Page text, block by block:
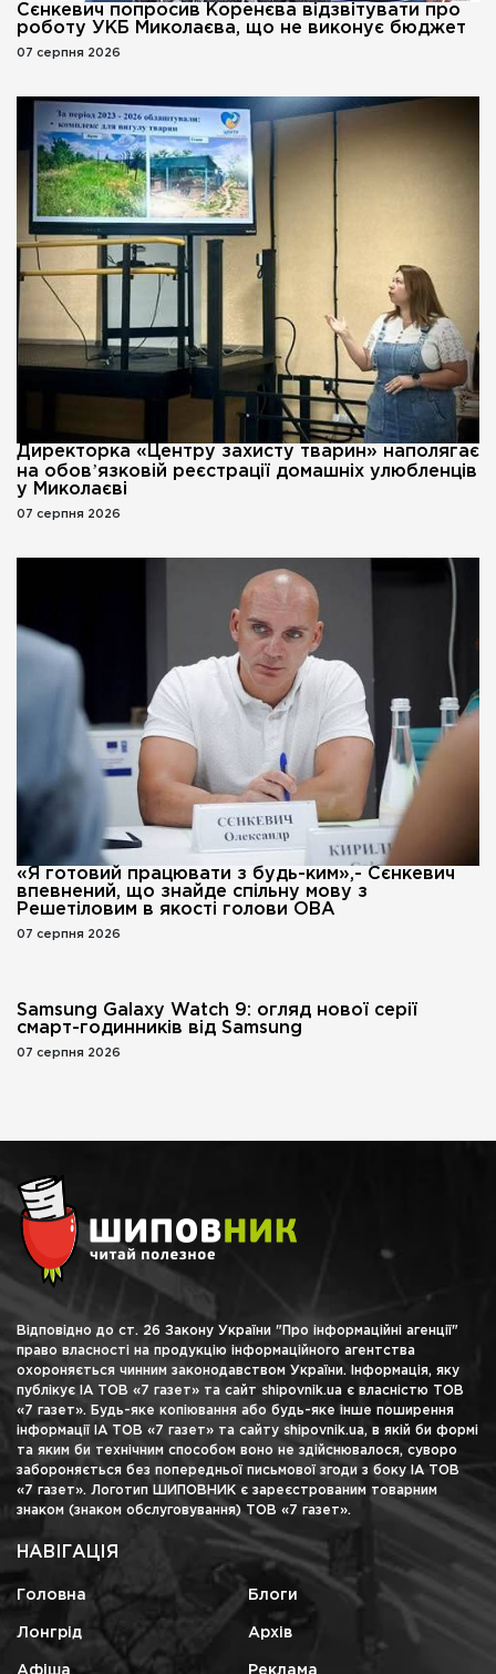
Сєнкевич попросив Коренєва відзвітувати про
роботу УКБ Миколаєва, що не виконує бюджет
07 серпня 2026
Директорка «Центру захисту тварин» наполягає
на обовʼязковій реєстрації домашніх улюбленців
у Миколаєві
07 серпня 2026
«Я готовий працювати з будь-ким»,- Сєнкевич
впевнений, що знайде спільну мову з
Решетіловим в якості голови ОВА
07 серпня 2026
Samsung Galaxy Watch 9: огляд нової серії
смарт-годинників від Samsung
07 серпня 2026
Відповідно до ст. 26 Закону України "Про інформаційні агенції"
право власності на продукцію інформаційного агентства
охороняється чинним законодавством України. Інформація, яку
публікує ІА ТОВ «7 газет» та сайт shipovnik.ua є власністю ТОВ
«7 газет». Будь-яке копіювання або будь-яке інше поширення
інформації ІА ТОВ «7 газет» та сайту shipovnik.ua, в якій би формі
та яким би технічним способом воно не здійснювалося, суворо
забороняється без попередньої письмової згоди з боку ІА ТОВ
«7 газет». Логотип ШИПОВНИК є зареєстрованим товарним
знаком (знаком обслуговування) ТОВ «7 газет».
НАВІГАЦІЯ
Головна Блоги
Лонгрід Архів
Афіша Реклама